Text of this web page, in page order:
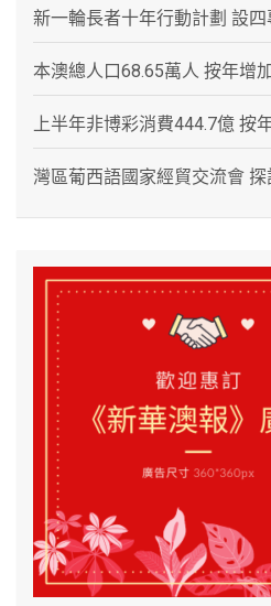
新一輪長者十年行動計劃 設
本澳總人口68.65萬人 按年增
上半年非博彩消費444.7億 按
灣區葡西語國家經貿交流會